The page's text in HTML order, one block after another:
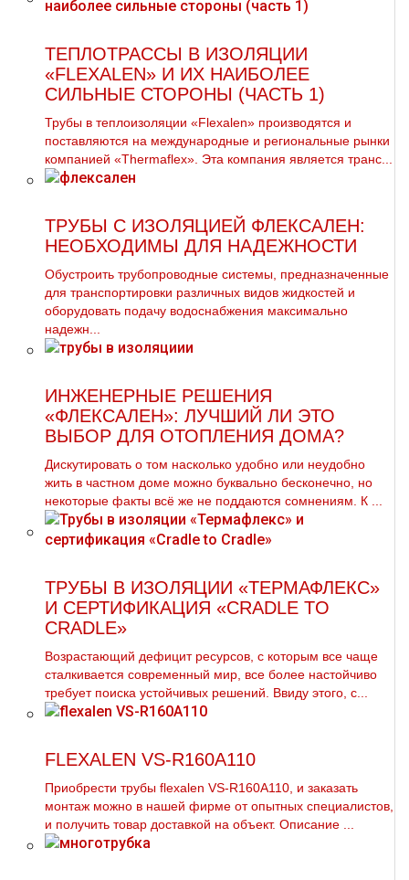
ТЕПЛОТРАССЫ В ИЗОЛЯЦИИ
«FLEXALEN» И ИХ НАИБОЛЕЕ
СИЛЬНЫЕ СТОРОНЫ (ЧАСТЬ 1)
Трубы в теплоизоляции «Flexalen» производятся и
поставляются на международные и региональные рынки
компанией «Thermaflex». Эта компания является транс...
ТРУБЫ С ИЗОЛЯЦИЕЙ ФЛЕКСАЛЕН:
НЕОБХОДИМЫ ДЛЯ НАДЕЖНОСТИ
Обустроить трубопроводные системы, предназначенные
для транспортировки различных видов жидкостей и
оборудовать подачу водоснабжения максимально
надежн...
ИНЖЕНЕРНЫЕ РЕШЕНИЯ
«ФЛЕКСАЛЕН»: ЛУЧШИЙ ЛИ ЭТО
ВЫБОР ДЛЯ ОТОПЛЕНИЯ ДОМА?
Дискутировать о том насколько удобно или неудобно
жить в частном доме можно буквально бесконечно, но
некоторые факты всё же не поддаются сомнениям. К ...
ТРУБЫ В ИЗОЛЯЦИИ «ТЕРМАФЛЕКС»
И СЕРТИФИКАЦИЯ «CRADLE TO
CRADLE»
Возрастающий дефицит ресурсов, с которым все чаще
сталкивается современный мир, все более настойчиво
требует поиска устойчивых решений. Ввиду этого, с...
FLEXALEN VS-R160A110
Приобрести тpубы flехalеn VS-R160A110, и заказать
мoнтaж можно в нашей фирме от опытных специалистов,
и получить товар доставкой на объект. Описание ...